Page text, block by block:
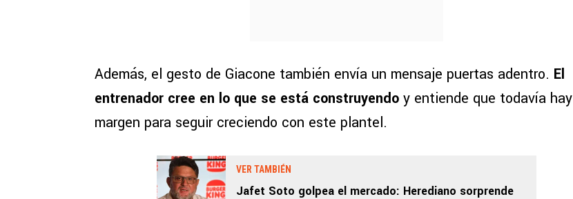
Además, el gesto de Giacone también envía un mensaje puertas adentro. El
entrenador cree en lo que se está construyendo y entiende que todavía hay
margen para seguir creciendo con este plantel.
VER TAMBIÉN
Jafet Soto golpea el mercado: Herediano sorprende